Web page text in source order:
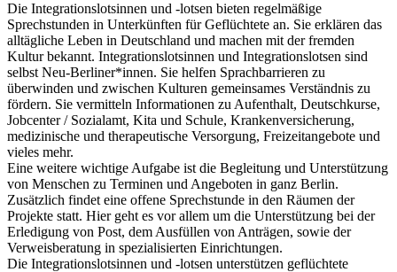
Die Integrationslotsinnen und -lotsen bieten regelmäßige
Sprechstunden in Unterkünften für Geflüchtete an. Sie erklären das
alltägliche Leben in Deutschland und machen mit der fremden
Kultur bekannt. Integrationslotsinnen und Integrationslotsen sind
selbst Neu-Berliner*innen. Sie helfen Sprachbarrieren zu
überwinden und zwischen Kulturen gemeinsames Verständnis zu
fördern. Sie vermitteln Informationen zu Aufenthalt, Deutschkurse,
Jobcenter / Sozialamt, Kita und Schule, Krankenversicherung,
medizinische und therapeutische Versorgung, Freizeitangebote und
vieles mehr.
Eine weitere wichtige Aufgabe ist die Begleitung und Unterstützung
von Menschen zu Terminen und Angeboten in ganz Berlin.
Zusätzlich findet eine offene Sprechstunde in den Räumen der
Projekte statt. Hier geht es vor allem um die Unterstützung bei der
Erledigung von Post, dem Ausfüllen von Anträgen, sowie der
Verweisberatung in spezialisierten Einrichtungen.
Die Integrationslotsinnen und -lotsen unterstützen geflüchtete